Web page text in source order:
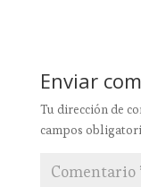
Enviar
Tu dirección de
campos